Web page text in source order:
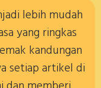
lebih mudah
yang ringkas
kandungan
setiap artikel di